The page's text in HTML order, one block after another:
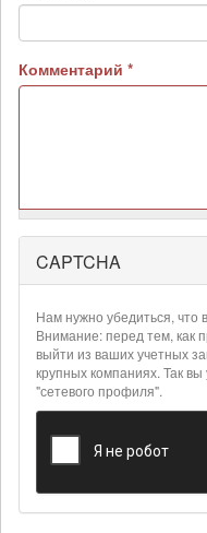
Комментарий *
Более
подробная
информация
текстовых
форматах
CAPTCHA
Нам нужно убедиться, что
Внимание: перед тем, как
выйти из ваших учетных
крупных компаниях. Так
"сетевого профиля".